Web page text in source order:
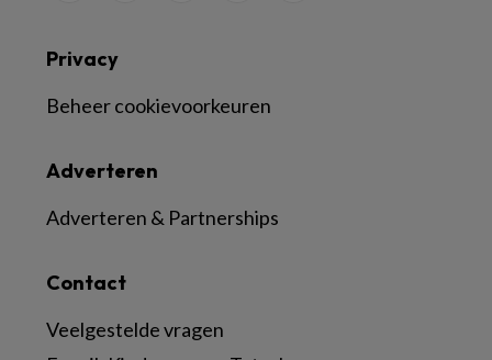
Contact
Veelgestelde vragen
Adverteren
Adverteren & Partnerships
Privacy
Beheer cookievoorkeuren